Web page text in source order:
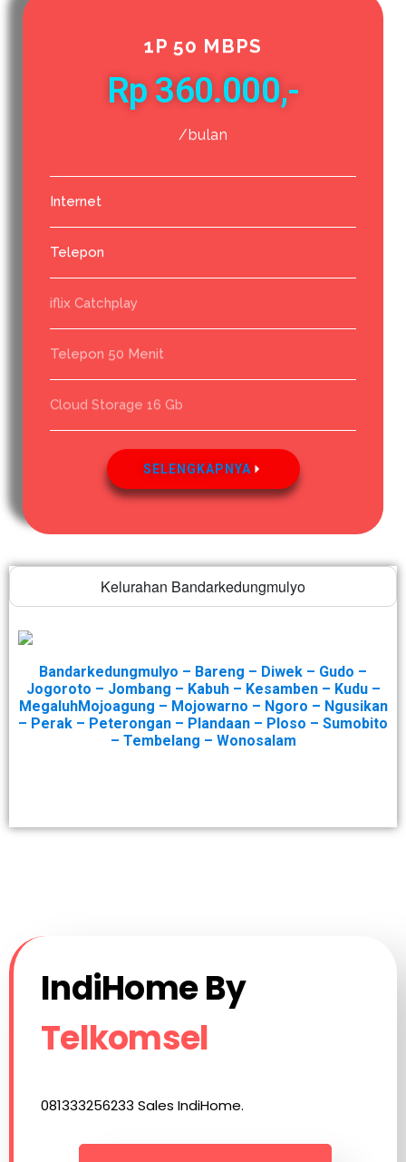
1P 50 MBPS
Rp 360.000,-
/bulan
Internet
Telepon
iflix Catchplay
Telepon 50 Menit
Cloud Storage 16 Gb
SELENGKAPNYA
Kelurahan Bandarkedungmulyo
Bandarkedungmulyo – Bareng – Diwek – Gudo –
Jogoroto – Jombang – Kabuh – Kesamben – Kudu –
MegaluhMojoagung – Mojowarno – Ngoro – Ngusikan
– Perak – Peterongan – Plandaan – Ploso – Sumobito
– Tembelang – Wonosalam
IndiHome By
Telkomsel
081333256233 Sales IndiHome.